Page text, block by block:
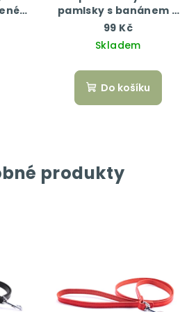
pamlsky s banánem a
arašídovým máslem 50
99 Kč
Skladem
Do košíku
produkty